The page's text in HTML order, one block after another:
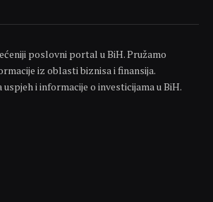
poslovni portal u BiH. Pružamo
iz oblasti biznisa i finansija.
i informacije o investicijama u BiH.